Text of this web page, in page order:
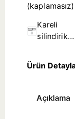
(kaplamasız)
Kareli
silindirik
Ürün
Açıklama